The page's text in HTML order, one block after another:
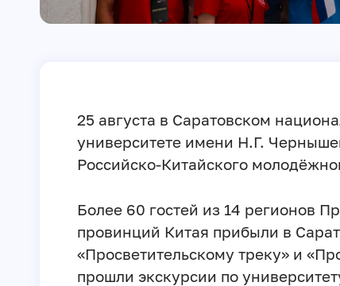
25 августа в Саратовском
университете имени Н.Г.
Российско-Китайского
Более 60 гостей из 14 регионов
провинций Китая прибыли в
«Просветительскому треку» и
прошли экскурсии по